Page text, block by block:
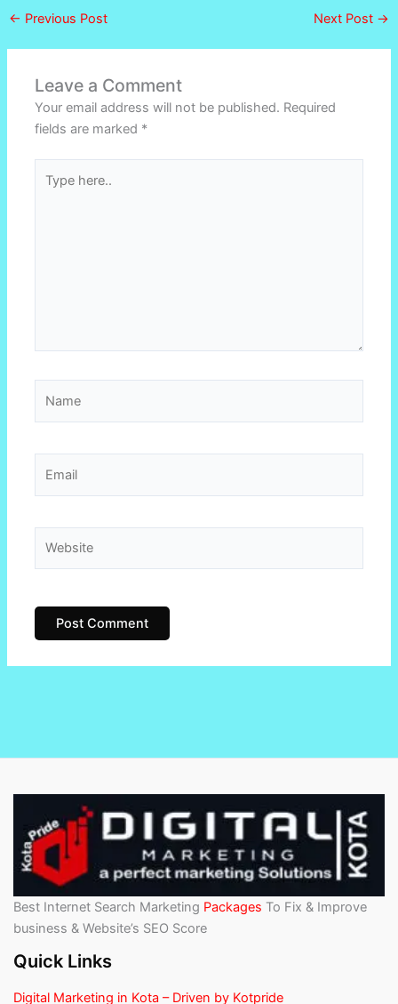
← Previous Post Next Post →
Leave a Comment
Your email address will not be published. Required
fields are marked *
here..
Best Internet Search Marketing Packages To Fix & Improve
business & Website’s SEO Score
Quick Links
Digital Marketing in Kota – Driven by Kotpride